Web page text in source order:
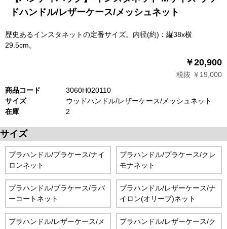
ドハンドル/レザーケース/メッシュネット
歴史あるインスタネットの定番サイズ。内径(約)：縦38x横
29.5cm。
￥20,900
税抜 ￥19,000
商品コード
3060H020110
サイズ
ウッドハンドル/レザーケース/メッシュネット
在庫
2
サイズ
プラハンドル/プラケース/ナイ
ロンネット
プラハンドル/プラケース/クレ
モナネット
プラハンドル/プラケース/ラバ
ーコートネット
プラハンドル/レザーケース/ナ
イロン(オリーブ)ネット
プラハンドル/レザーケース/メ
プラハンドル/レザーケース/ク